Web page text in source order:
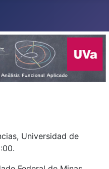
Universidad de